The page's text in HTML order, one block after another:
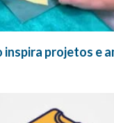
inspira projetos e